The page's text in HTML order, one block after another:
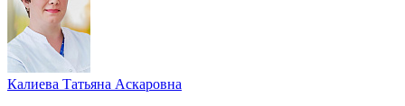
Калиева Татьяна Аскаровна